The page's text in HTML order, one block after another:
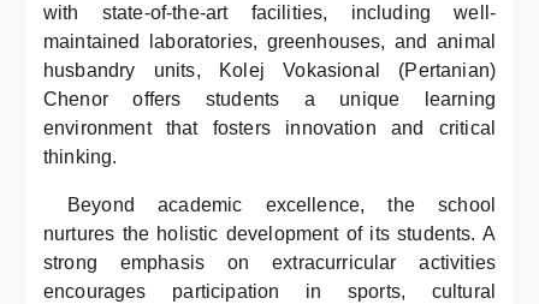
with state-of-the-art facilities, including well-
maintained laboratories, greenhouses, and animal
husbandry units, Kolej Vokasional (Pertanian)
Chenor offers students a unique learning
environment that fosters innovation and critical
thinking.
Beyond academic excellence, the school
nurtures the holistic development of its students. A
strong emphasis on extracurricular activities
encourages participation in sports, cultural